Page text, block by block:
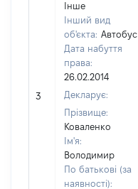
3
Інше
Інший вид
об'єкта: Автобус
Дата набуття
права:
26.02.2014
Декларує:
Прізвище:
Коваленко
Ім'я:
Володимир
По батькові (за
наявності):